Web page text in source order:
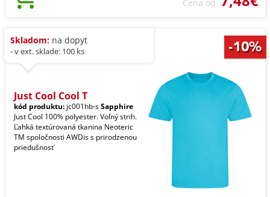
Cena od
Skladom: na dopyt
- v ext. sklade: 100 ks
Just Cool Cool T
kód produktu: jc001hb-sSapphire
Just Cool 100% polyester. Voľný strih.
Ľahká textúrovaná tkanina Neoteric
TM spoločnosti AWDis s prirodzenou
priedušnosť